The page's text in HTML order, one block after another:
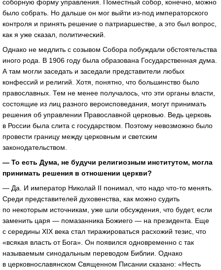
соборную форму управления. Поместный собор, конечно, можно
было собрать. Но дальше он мог выйти из-под императорского
контроля и принять решение о патриаршестве, а это был вопрос,
как я уже сказал, политический.
Однако не медлить с созывом Собора побуждали обстоятельства
иного рода. В 1906 году была образована Государственная дума.
А там могли заседать и заседали представители любых
конфессий и религий. Хотя, понятно, что большинство было
православных. Тем не менее получалось, что эти органы власти,
состоящие из лиц разного вероисповедания, могут принимать
решения об управлении Православной церковью. Ведь церковь
в России была слита с государством. Поэтому невозможно было
провести границу между церковным и светским
законодательством.
— То есть Дума, не будучи религиозным институтом, могла
принимать решения в отношении церкви?
— Да. И император Николай II понимал, что надо что-то менять.
Среди представителей духовенства, как можно судить
по некоторым источникам, уже шли обсуждения, что будет, если
заменить царя — помазанника Божиего — на президента. Еще
с середины XIX века стал тиражироваться расхожий тезис, что
«всякая власть от Бога». Он появился одновременно с так
называемым синодальным переводом Библии. Однако
в церковнославянском Священном Писании сказано: «Несть